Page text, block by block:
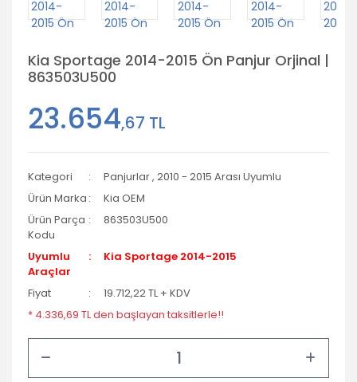
Kia Sportage 2014-2015 Ön Panjur Orjinal |
863503U500
23.654,67 TL
Kategori Panjurlar, 2010 - 2015 Arası Uyumlu
Ürün Marka
Kia OEM
Ürün Parça
Kodu
863503U500
Uyumlu
Araçlar
Kia Sportage 2014-2015
Fiyat
19.712,22 TL + KDV
* 4.336,69 TL den başlayan taksitlerle!!